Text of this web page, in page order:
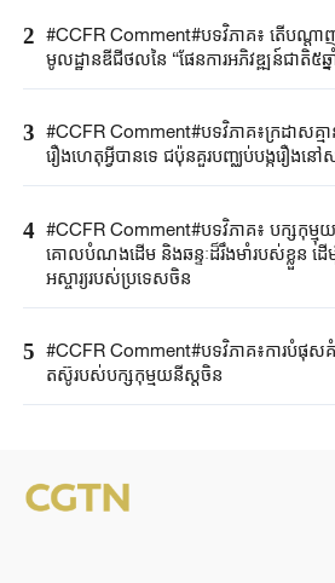
2 #CCFR Comment#បទវិភាគ៖ តើបណ្តា
មូលដ្ឋានឌីជីថលនៃ “ផែនការអភិវឌ្ឍន៍ជាតិ៥
3 #CCFR​ Comment#​បទវិភាគ៖ក្រដាសគ្ម
រឿង​ហេតុអ្វីបានទេ ជប៉ុន​គួរ​បញ្ឈប់បង្ករឿងន
4 #CCFR Comment#បទវិភាគ៖ បក្សកុម្មុ
គោលបំណងដើម និងឆន្ទៈដ៏រឹងមាំរបស់ខ្លួន ដើ
អស្ចារ្យរបស់ប្រទេសចិន
5 #CCFR Comment#បទវិភាគ៖ការបំ
តស៊ូរបស់បក្សកុម្មុយនីស្តចិន